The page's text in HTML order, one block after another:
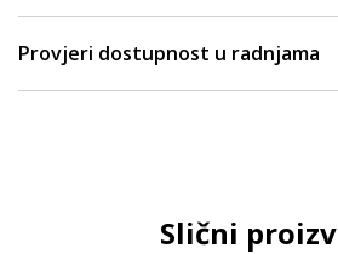
Provjeri dostupnost u radnjama
Slični